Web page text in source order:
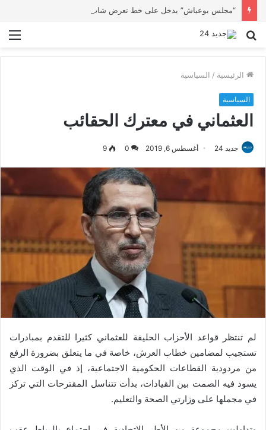
بحث
الرئيسية / السياسية
السياسية
العثماني في معترك الحقائب
جديد 24 أغسطس 6, 2019 0
9
لم تنتظر قواعد الأحزاب الحليفة للعثماني كثيرا للتقدم بمبادرات
تستجيب لمضامين خطاب العرش، خاصة في ما يتعلق بضرورة الرفع
من مردودية القطاعات الحكومية الاجتماعية، إذ في الوقت الذي
يسود فيه الصمت بين القيادات، بدأت تتناسل المقترحات التي تركز
في مجملها على وزارتي الصحة والتعليم.